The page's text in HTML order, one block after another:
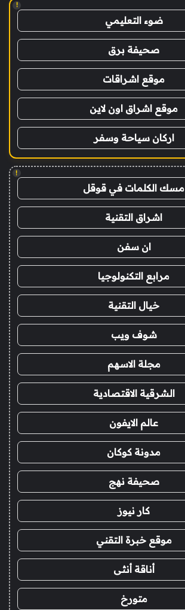
!
ضوء التعليمي
صحيفة برق
موقع اشراقات
موقع اشراق اون لاين
اركان سياحة وسفر
!
مسك الكلمات في قوقل
اشراق التقنية
ان سفن
مرابع التكنولوجيا
خيال التقنية
شوف ويب
مجلة الاسهم
الشرقية الاقتصادية
عالم الايفون
مدونة كوكان
صحيفة نهج
كار نيوز
موقع خبرة التقني
أناقة أنثى
متورخ